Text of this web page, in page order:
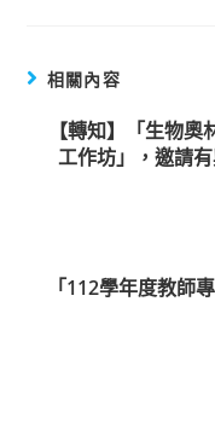
相關內容
【轉知】「生物
工作坊」，邀請
「112學年度教師